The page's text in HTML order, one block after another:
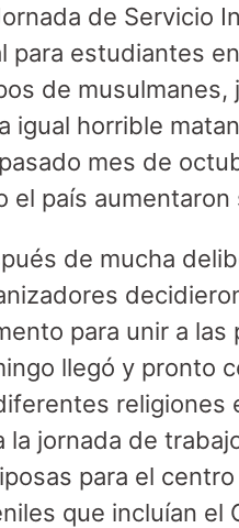
de Servicio
para estudiantes
de
igual horrible
mes de
el país
de mucha
para unir a
llegó y pronto
religiones
la jornada de
para el
que incluían el